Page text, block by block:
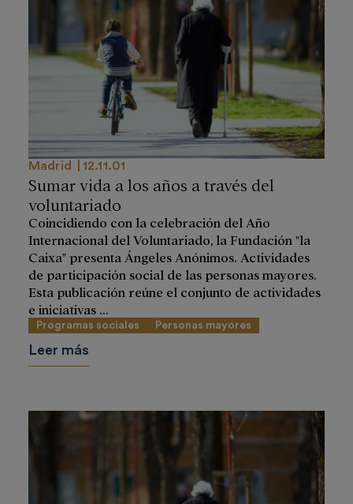
Madrid 12.11.01
Sumar vida a los años a través del
voluntariado
Coincidiendo con la celebración del Año
Internacional del Voluntariado, la Fundación "la
Caixa" presenta Ángeles Anónimos. Actividades
de participación social de las personas mayores.
Esta publicación reúne el conjunto de actividades
e iniciativas ...
Programas sociales Personas mayores
Leer más